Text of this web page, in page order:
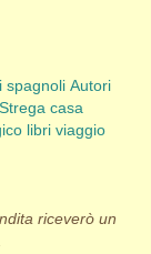
spagnoli Autori
casa
libri viaggio
riceverò un